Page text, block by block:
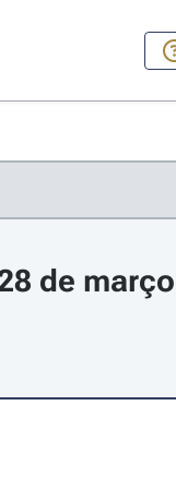
de março